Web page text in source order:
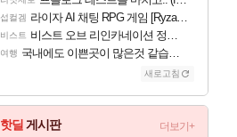
섭컬겜 라이자 AI 채팅 RPG 게임 [RyzaChat: AI] 공개
비스트 비스트 오브 리인카네이션 정보/공략글 모음
여행 국내에도 이쁜곳이 많은것 같습니다
새로고침
핫딜 게시판 더보기+